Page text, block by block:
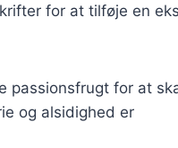
for at tilføje en
passionsfrugt for at
og alsidighed er